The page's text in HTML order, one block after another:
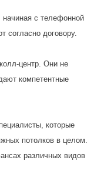
начиная с телефонной
согласно договору.
центр. Они не
компетентные
которые
потолков в целом.
различных видов